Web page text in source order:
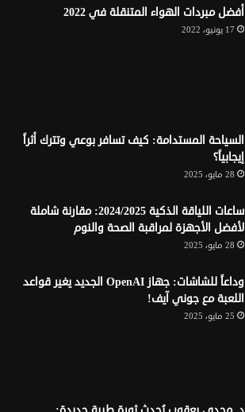
أفضل مبردات الهواء المتنقلة في 2022
17 يونيو، 2022
السياحة المستدامة: كيف تسافر بوعي وتترك أثراً
إيجابياً؟
28 مايو، 2025
ساعات اللياقة الذكية 2024/2025: مقارنة شاملة
لأفضل الأجهزة لمراقبة الصحة والنوم
28 مايو، 2025
وداعاً للشاشات: جهاز OpenAI الجديد يغير قواعد
اللعبة مع جوني آيف!
25 مايو، 2025